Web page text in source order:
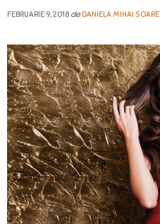
FEBRUARIE 9, 2018 deDANIELA MIHAI SOARE